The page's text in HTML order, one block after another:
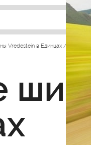
Vredestein в Единцах /